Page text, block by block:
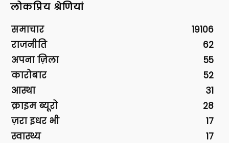
लोकप्रिय श्रेणियां
समाचार
19106
राजनीति
62
अपना ज़िला
55
कारोबार
52
आस्था
31
क्राइम ब्यूरो
28
ज़रा इधर भी
17
स्वास्थ्य
17